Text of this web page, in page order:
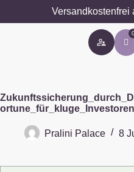
Versandkostenfrei
ortune_für_kluge_Investoren
Pralini Palace 8